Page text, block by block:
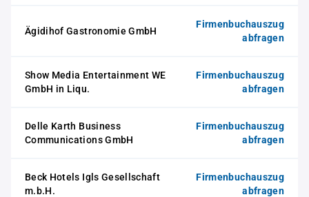
Ägidihof Gastronomie GmbH
Firmenbuchauszug
abfragen
Show Media Entertainment WE
GmbH in Liqu.
Firmenbuchauszug
abfragen
Delle Karth Business
Communications GmbH
Firmenbuchauszug
abfragen
Beck Hotels Igls Gesellschaft
m.b.H.
Firmenbuchauszug
abfragen